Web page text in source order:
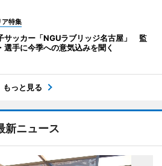
ア特集
サッカー「NGUラブリッジ名古屋」 監
選手に今季への意気込みを聞く
もっと見る
新ニュース